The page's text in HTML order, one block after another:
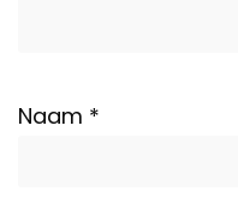
Naam *